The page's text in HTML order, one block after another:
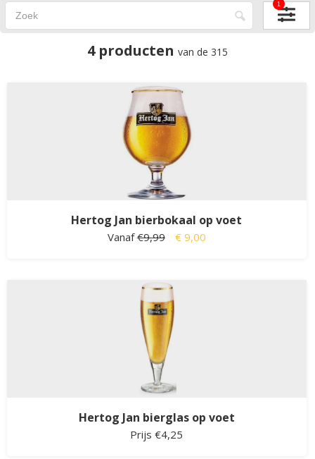
1
4 producten van de 315
Hertog Jan bierbokaal op voet
Vanaf€9,99 € 9,00
Hertog Jan bierglas op voet
Prijs €4,25